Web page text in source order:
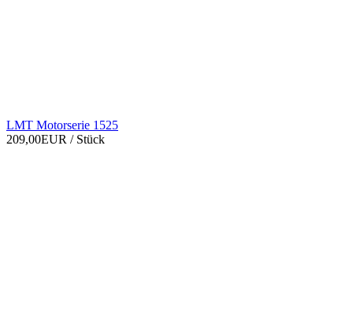
LMT Motorserie 1525
209,00EUR / Stück